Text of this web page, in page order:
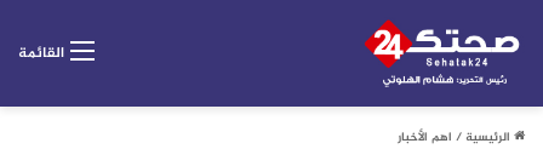
القائمة
الرئيسية/ اهم الأخبار